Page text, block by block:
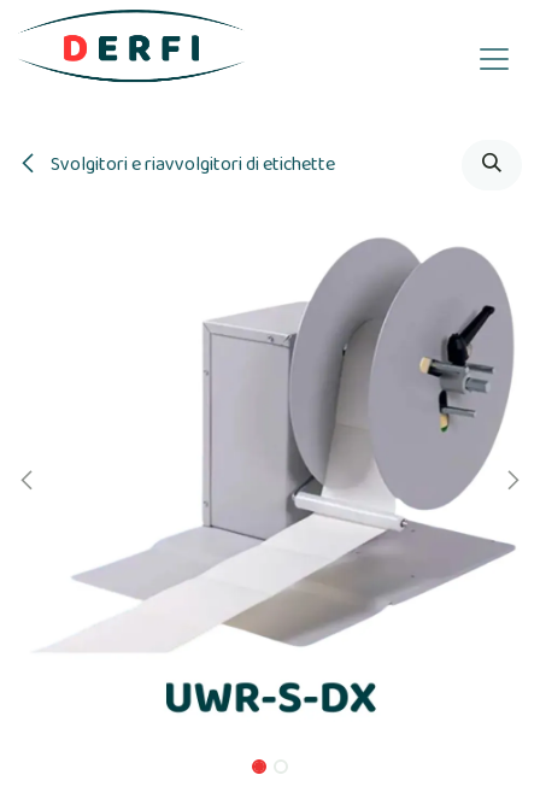
Passa al contenuto
Svolgitori e riavvolgitori di etichette